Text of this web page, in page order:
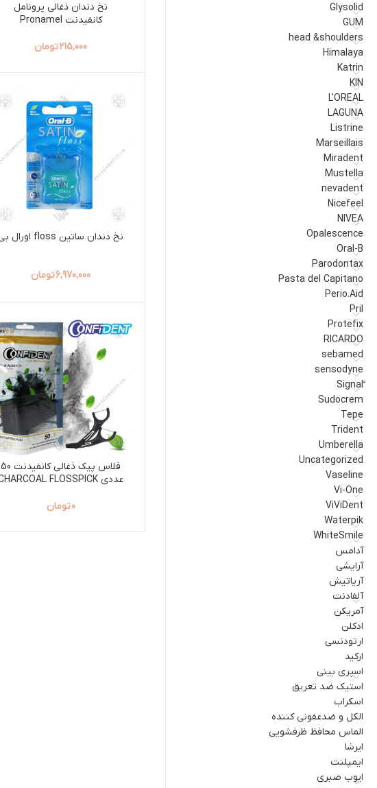
Glysolid
GUM
head &shoulders
Himalaya
Katrin
KIN
L'OREAL
LAGUNA
Listrine
Marseillais
Miradent
Mustella
nevadent
Nicefeel
NIVEA
Opalescence
Oral-B
Parodontax
Pasta del Capitano
Perio.Aid
Pril
Protefix
RICARDO
sebamed
sensodyne
Sudocrem
Tepe
Trident
Umberella
Uncategorized
Vaseline
Vi-One
ViViDent
Waterpik
WhiteSmile
آدامس
آرایشی
آریاتیش
آلفادنت
آمریکن
ادکلن
ارتودنسی
ارکید
اسپری بینی
استیک ضد تعریق
اسکراب
الکل و ضدعفونی کننده
الماس محافظ ظرفشویی
ایرشا
ایمپلنت
ایوب صبری
نخ دندان ذغالی پرونامل
کانفیدنت Pronamel
215,000تومان
نخ دندان ساتین floss اورال بی
6,970,000تومان
فلاس پیک ذغالى کانفیدنت 50
عددی CHARCOAL FLOSSPICK
0تومان